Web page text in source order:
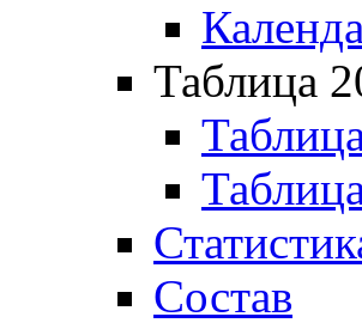
Таблица
Состав